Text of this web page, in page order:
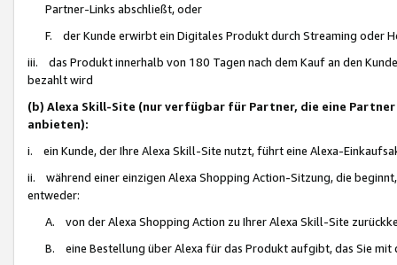
Partner-Links abschließt, oder
F. der Kunde erwirbt ein Digitales Produkt durch Streaming oder
iii. das Produkt innerhalb von 180 Tagen nach dem Kauf an den
bezahlt wird
(b) Alexa Skill-Site (nur verfügbar für Partner, die eine
anbieten):
i. ein Kunde, der Ihre Alexa Skill-Site nutzt, führt eine Alexa-
ii. während einer einzigen Alexa Shopping Action-Sitzung, die
entweder:
A. von der Alexa Shopping Action zu Ihrer Alexa Skill-Site
B. eine Bestellung über Alexa für das Produkt aufgibt, das Sie mit